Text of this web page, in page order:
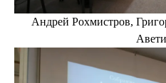
Андрей Рохмистров,